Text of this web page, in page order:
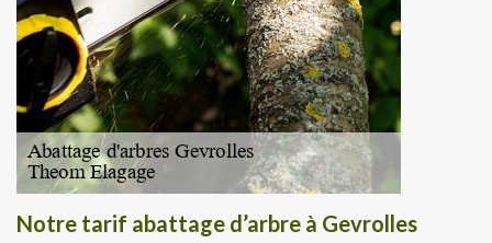
Notre tarif abattage d’arbre à Gevrolles